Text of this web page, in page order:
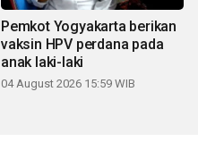
Pemkot Yogyakarta berikan
vaksin HPV perdana pada
anak laki-laki
04 August 2026 15:59 WIB